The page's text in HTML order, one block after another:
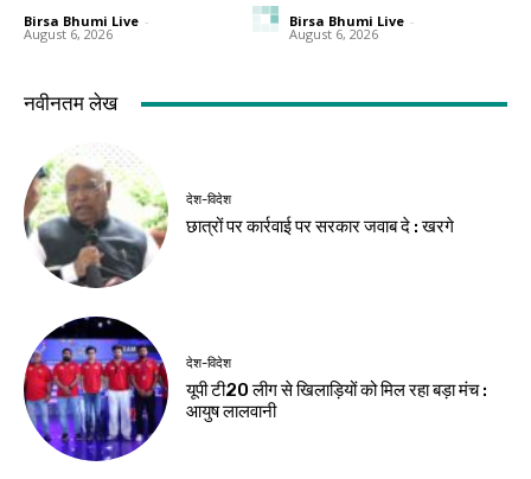
Birsa Bhumi Live -
August 6, 2026
Birsa Bhumi Live -
August 6, 2026
नवीनतम लेख
देश-विदेश
छात्रों पर कार्रवाई पर सरकार जवाब दे : खरगे
देश-विदेश
यूपी टी20 लीग से खिलाड़ियों को मिल रहा बड़ा मंच :
आयुष लालवानी